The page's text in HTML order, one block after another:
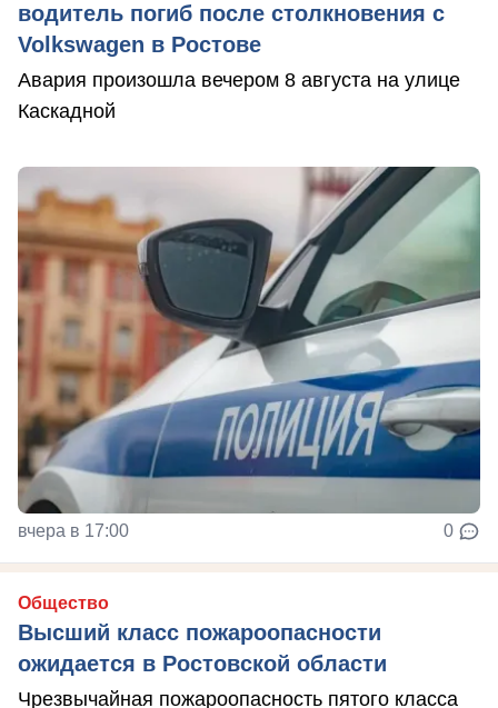
водитель погиб после столкновения с
Volkswagen в Ростове
Авария произошла вечером 8 августа на улице
Каскадной
вчера в 17:00 0
Общество
Высший класс пожароопасности
ожидается в Ростовской области
Чрезвычайная пожароопасность пятого класса